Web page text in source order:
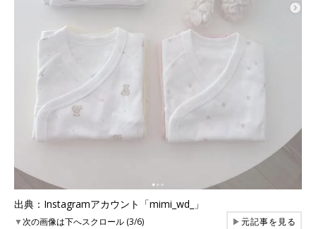
出典：Instagramアカウント「mimi_wd_」
▼次の画像は下へスクロール (3/6) ▶元記事を見る